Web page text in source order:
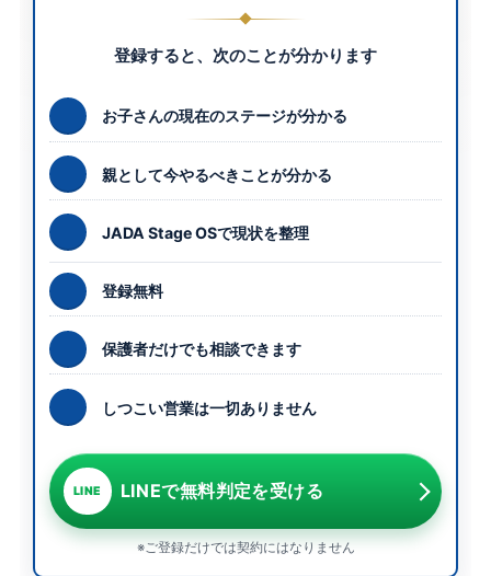
登録すると、次のことが分かります
お子さんの現在のステージが分かる
親として今やるべきことが分かる
JADA Stage OSで現状を整理
登録無料
保護者だけでも相談できます
しつこい営業は一切ありません
LINE LINEで無料判定を受ける
※ご登録だけでは契約にはなりません